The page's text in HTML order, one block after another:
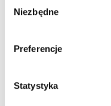
zgody
Niezbędne
Preferencje
Statystyka
przedmiotami, rodzinnej
Wybrane stoliki mają
użytkowania blat
zajmowanego za fotelem.